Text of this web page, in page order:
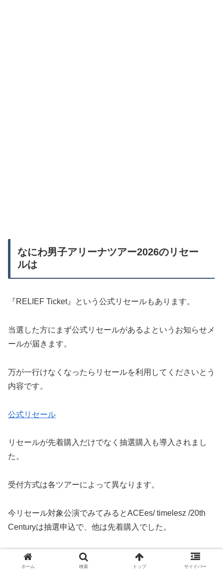
なにわ男子アリーナツアー2026のリセー
ルは
『RELIEF Ticket』という公式リセールもあります。
当選した方にまず公式リセールがあるよというお知らせメ
ールが届きます。
万が一行けなくなったらリセールを利用してくださいとう
内容です。
公式リセール
リセールが先着購入だけでなく抽選購入も導入されまし
た。
受付方式は各ツアーによって異なります。
今リセール対象公演でみてみるとACEes/ timelesz /20th
Centuryは抽選申込で、他は先着購入でした。
タイミング的には制作開放の連絡がくる時期なので、制作
開放が届いたらそちらに申込する方が確立は高いように感
ホーム 検索 トップ サイドバー